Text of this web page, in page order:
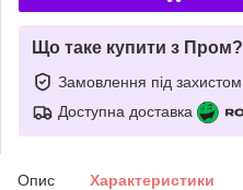
Що таке купити з Пром?
Замовлення під захистом
Доступна доставка
Опис Характеристики